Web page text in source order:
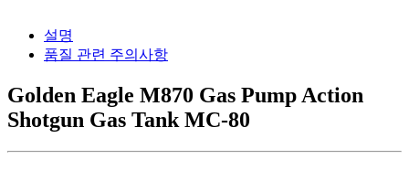
설명
품질 관련 주의사항
Golden Eagle M870 Gas Pump Action
Shotgun Gas Tank MC-80